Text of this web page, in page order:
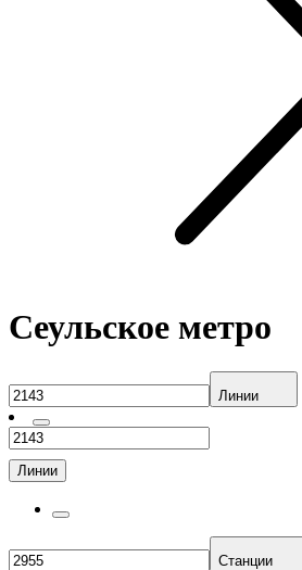
Сеульское метро
Линии
Линии
Станции